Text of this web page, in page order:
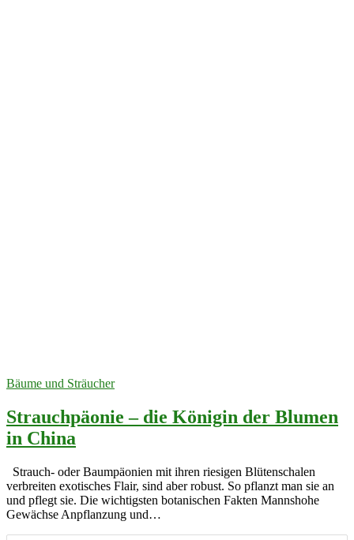
Bäume und Sträucher
Strauchpäonie – die Königin der Blumen
in China
Strauch- oder Baumpäonien mit ihren riesigen Blütenschalen
verbreiten exotisches Flair, sind aber robust. So pflanzt man sie an
und pflegt sie. Die wichtigsten botanischen Fakten Mannshohe
Gewächse Anpflanzung und…